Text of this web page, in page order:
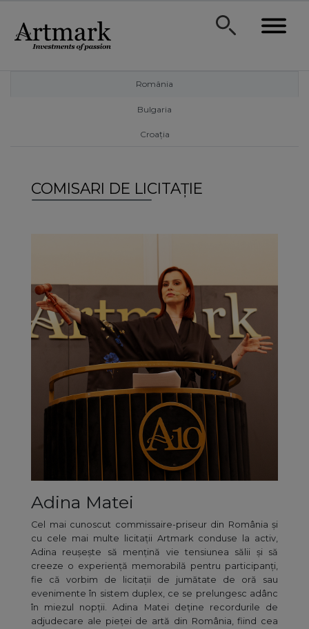
România
Bulgaria
Croația
COMISARI DE LICITAȚIE
Adina Matei
Cel mai cunoscut commissaire-priseur din România și
cu cele mai multe licitații Artmark conduse la activ,
Adina reușește să mențină vie tensiunea sălii și să
creeze o experiență memorabilă pentru participanți,
fie că vorbim de licitații de jumătate de oră sau
evenimente în sistem duplex, ce se prelungesc adânc
în miezul nopții. Adina Matei deține recordurile de
adjudecare ale pieței de artă din România, fiind cea